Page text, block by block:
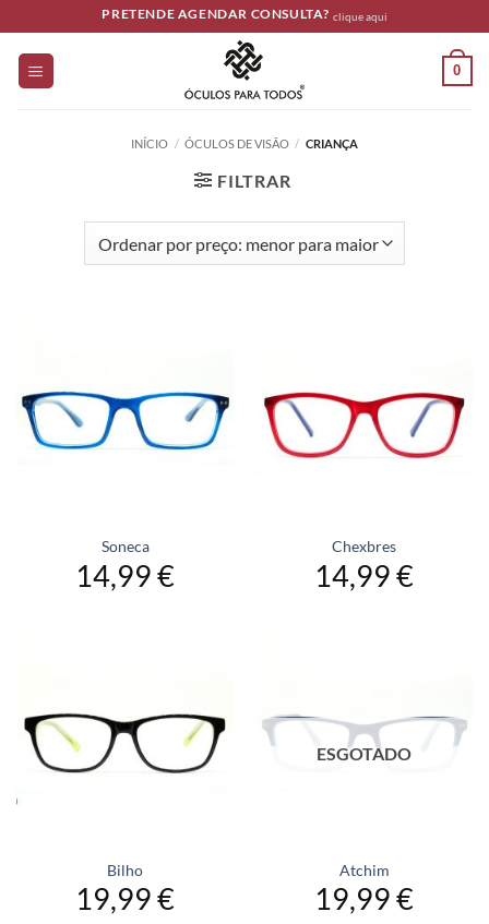
to
content
PRETENDE AGENDAR CONSULTA? clique aqui
0
INÍCIO / ÓCULOS DE VISÃO / CRIANÇA
FILTRAR
Soneca
14,99€
Chexbres
14,99€
Bilho
19,99€
ESGOTADO
Atchim
19,99€